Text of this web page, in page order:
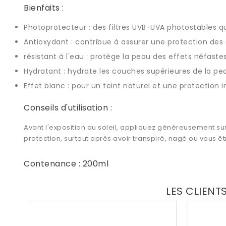
Bienfaits :
Photoprotecteur : des filtres UVB-UVA
Antioxydant : contribue à assurer une protection
résistant à l'eau : protège la peau des effets
Hydratant : hydrate les couches supérieures de la
Effet blanc : pour un teint naturel et une protection
Conseils d'utilisation :
Avant l'exposition au soleil, appliquez généreusement
protection, surtout après avoir transpiré, nagé ou vous
Contenance : 200ml
LES